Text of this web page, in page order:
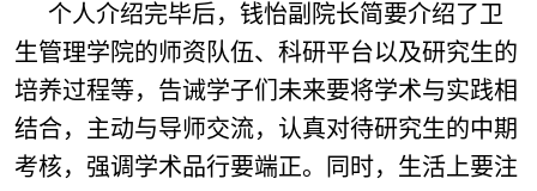
个人介绍完毕后，钱怡副院长简要介绍了卫
生管理学院的师资队伍、科研平台以及研究生的
培养过程等，告诫学子们未来要将学术与实践相
结合，主动与导师交流，认真对待研究生的中期
考核，强调学术品行要端正。同时，生活上要注